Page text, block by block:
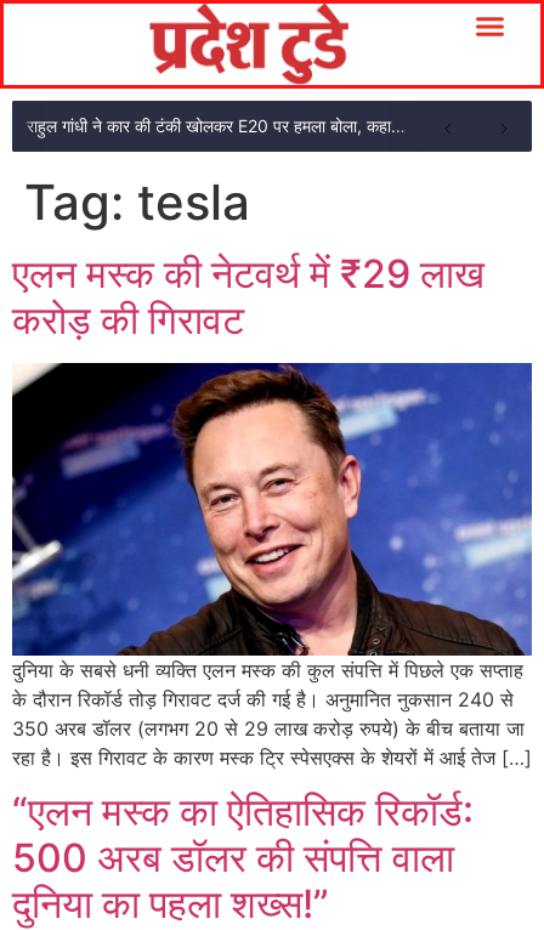
राहुल गांधी ने कार की टंकी खोलकर E20 पर हमला बोला, कहा- पूरी दाल ही काली है
Tag: tesla
एलन मस्क की नेटवर्थ में ₹29 लाख
करोड़ की गिरावट
दुनिया के सबसे धनी व्यक्ति एलन मस्क की कुल संपत्ति में पिछले एक सप्ताह
के दौरान रिकॉर्ड तोड़ गिरावट दर्ज की गई है। अनुमानित नुकसान 240 से
350 अरब डॉलर (लगभग 20 से 29 लाख करोड़ रुपये) के बीच बताया जा
रहा है। इस गिरावट के कारण मस्क ट्रि स्पेसएक्स के शेयरों में आई तेज […]
“एलन मस्क का ऐतिहासिक रिकॉर्ड:
500 अरब डॉलर की संपत्ति वाला
दुनिया का पहला शख्स!”